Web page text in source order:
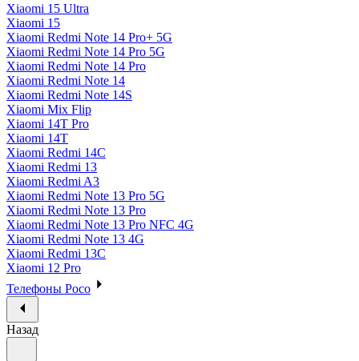
Xiaomi 15 Ultra
Xiaomi 15
Xiaomi Redmi Note 14 Pro+ 5G
Xiaomi Redmi Note 14 Pro 5G
Xiaomi Redmi Note 14 Pro
Xiaomi Redmi Note 14
Xiaomi Redmi Note 14S
Xiaomi Mix Flip
Xiaomi 14T Pro
Xiaomi 14T
Xiaomi Redmi 14C
Xiaomi Redmi 13
Xiaomi Redmi A3
Xiaomi Redmi Note 13 Pro 5G
Xiaomi Redmi Note 13 Pro
Xiaomi Redmi Note 13 Pro NFC 4G
Xiaomi Redmi Note 13 4G
Xiaomi Redmi 13C
Xiaomi 12 Pro
Телефоны Poco
Назад